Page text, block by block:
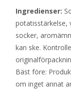
Ingredienser:
potatisstärkelse,
socker,
kan ske.
Bäst före:
om inget annat